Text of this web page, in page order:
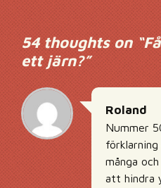
54 thoughts on “
ett järn?”
Roland
Nummer
förklarning
många
att hindra